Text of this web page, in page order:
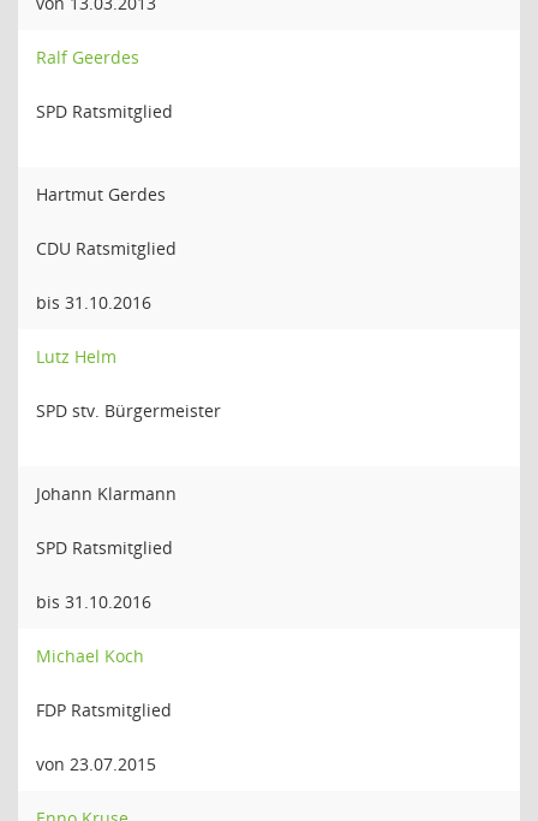
Ralf Geerdes
SPD Ratsmitglied
Hartmut Gerdes
CDU Ratsmitglied
bis 31.10.2016
Lutz Helm
SPD stv. Bürgermeister
Johann Klarmann
SPD Ratsmitglied
bis 31.10.2016
Michael Koch
FDP Ratsmitglied
von 23.07.2015